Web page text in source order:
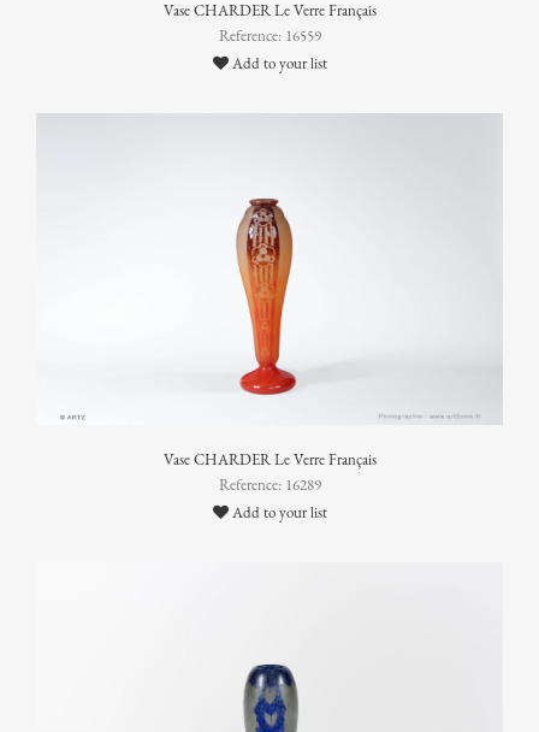
Vase CHARDER Le Verre Français
Reference: 16559
Add to your list
Vase CHARDER Le Verre Français
Reference: 16289
Add to your list